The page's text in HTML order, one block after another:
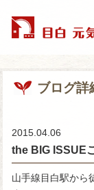
ブログ詳
2015.04.06
the BIG ISSUE
山手線目白駅から